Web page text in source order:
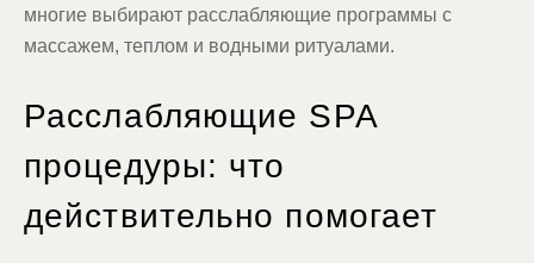
многие выбирают расслабляющие программы с
массажем, теплом и водными ритуалами.
Расслабляющие SPA
процедуры: что
действительно помогает